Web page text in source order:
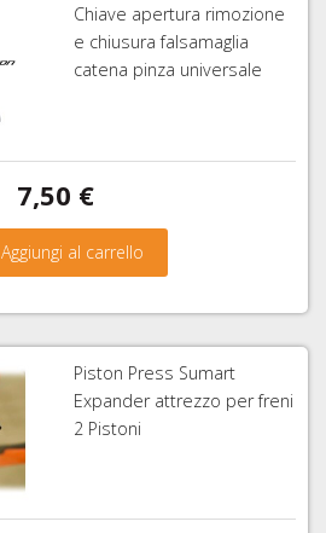
Chiave apertura rimozione
e chiusura falsamaglia
catena pinza universale
7,50 €
Aggiungi al carrello
Piston Press Sumart
Expander attrezzo per freni
2 Pistoni